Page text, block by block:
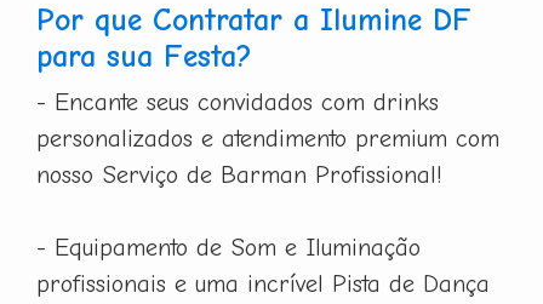
Por que Contratar a Ilumine DF
para sua Festa?
- Encante seus convidados com drinks
personalizados e atendimento premium com
nosso Serviço de Barman Profissional!
- Equipamento de Som e Iluminação
profissionais e uma incrível Pista de Dança